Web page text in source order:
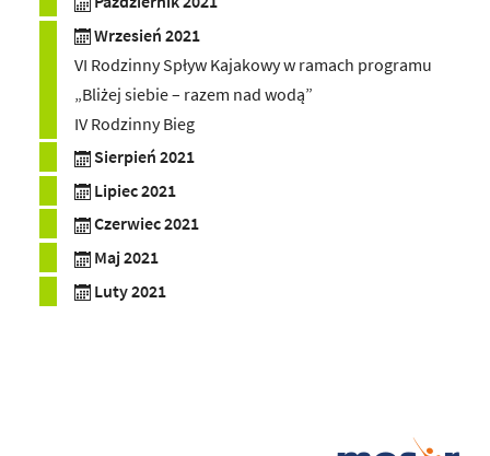
Wrzesień 2021
VI Rodzinny Spływ Kajakowy w ramach programu
„Bliżej siebie – razem nad wodą”
IV Rodzinny Bieg
Sierpień 2021
Lipiec 2021
Czerwiec 2021
Maj 2021
Luty 2021